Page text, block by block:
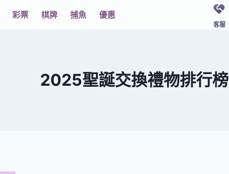
彩票 棋牌 捕魚 優惠
客服
2025聖誕交換禮物排行榜